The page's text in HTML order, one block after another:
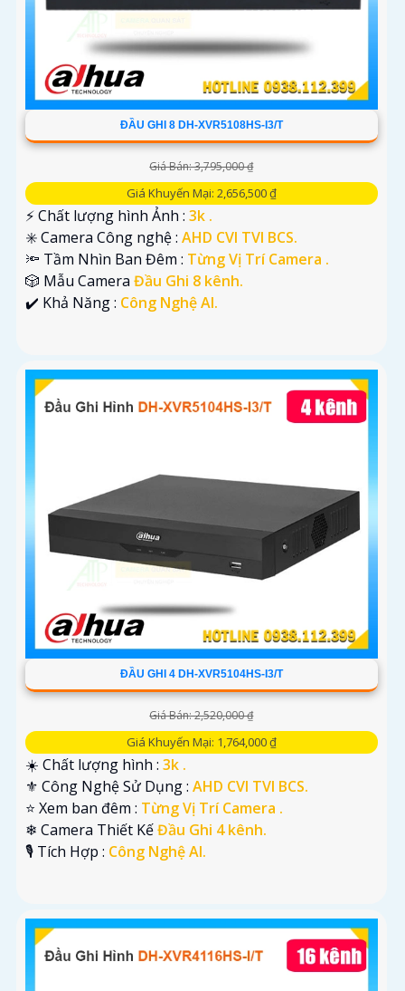
ĐẦU GHI 8 DH-XVR5108HS-I3/T
Giá Bán: 3,795,000 ₫
Giá Khuyến Mại: 2,656,500 ₫
️⚡ Chất lượng hình Ảnh : 3k .
✳️ Camera Công nghệ : AHD CVI TVI BCS.
🔦 Tầm Nhìn Ban Đêm : Từng Vị Trí Camera .
🎲 Mẫu Camera Đầu Ghi 8 kênh.
️✔️ Khả Năng : Công Nghệ AI.
ĐẦU GHI 4 DH-XVR5104HS-I3/T
Giá Bán: 2,520,000 ₫
Giá Khuyến Mại: 1,764,000 ₫
☀️ Chất lượng hình : 3k .
⚜️ Công Nghệ Sử Dụng : AHD CVI TVI BCS.
⭐ Xem ban đêm : Từng Vị Trí Camera .
❄ Camera Thiết KếĐầu Ghi 4 kênh.
️🎙 Tích Hợp : Công Nghệ AI.